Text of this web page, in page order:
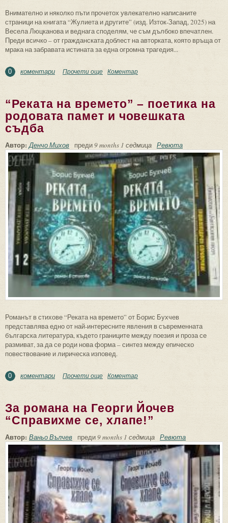
Внимателно и няколко пъти прочетох увлекателно написаните
страници на книгата “Жулиета и другите” (изд. Изток-Запад, 2025) на
Весела Люцканова и веднага споделям, че съм дълбоко впечатлен.
Преди всичко – от гражданската доблест на авторката, която връща от
мрака на забравата истината за една огромна трагедия...
0 коментари Прочети още about За “Жулиета и другите” на Весела
Коментар
“Реката на времето” – поетика на
родовата памет и човешката
съдба
Автор:Денчо Михов преди9 months 1 седмица Ревюта
Романът в стихове “Реката на времето” от Борис Бухчев
представлява едно от най-интересните явления в съвременната
българска литература, където границите между поезия и проза се
размиват, за да се роди нова форма – синтез между епическо
повествование и лирическа изповед.
0 коментари Прочети още about “Реката на времето” – поетика на
Коментар
За романа на Георги Йочев
“Справихме се, хлапе!”
Автор: Ваньо Вълчев преди9 months 1 седмица Ревюта